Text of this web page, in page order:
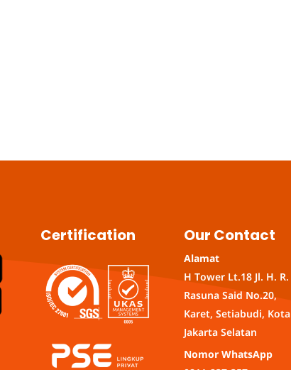
Certification Our Contact
Alamat
H Tower Lt.18 Jl. H. R.
Rasuna Said No.20,
Karet, Setiabudi, Kota
Jakarta Selatan
Nomor WhatsApp